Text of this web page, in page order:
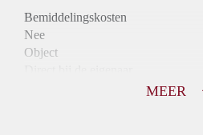
Bemiddelingskosten
Nee
Object
MEER